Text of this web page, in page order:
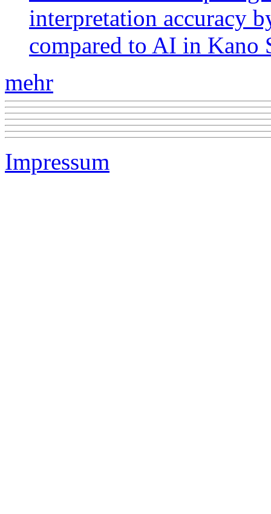
interpretation accuracy
compared to AI in Kano
mehr
Impressum